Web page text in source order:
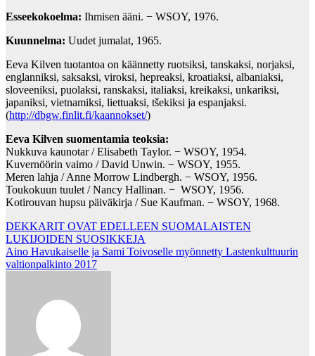
Esseekokoelma: Ihmisen ääni. − WSOY, 1976.
Kuunnelma: Uudet jumalat, 1965.
Eeva Kilven tuotantoa on käännetty ruotsiksi, tanskaksi, norjaksi,
englanniksi, saksaksi, viroksi, hepreaksi, kroatiaksi, albaniaksi,
sloveeniksi, puolaksi, ranskaksi, italiaksi, kreikaksi, unkariksi,
japaniksi, vietnamiksi, liettuaksi, tšekiksi ja espanjaksi.
(http://dbgw.finlit.fi/kaannokset/)
Eeva Kilven suomentamia teoksia:
Nukkuva kaunotar / Elisabeth Taylor. − WSOY, 1954.
Kuvernöörin vaimo / David Unwin. − WSOY, 1955.
Meren lahja / Anne Morrow Lindbergh. − WSOY, 1956.
Toukokuun tuulet / Nancy Hallinan. − WSOY, 1956.
Kotirouvan hupsu päiväkirja / Sue Kaufman. − WSOY, 1968.
Post
navigation
DEKKARIT OVAT EDELLEEN SUOMALAISTEN
LUKIJOIDEN SUOSIKKEJA
Aino Havukaiselle ja Sami Toivoselle myönnetty Lastenkulttuurin
valtionpalkinto 2017